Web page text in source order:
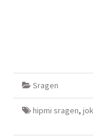
Sragen
hipmi sragen,